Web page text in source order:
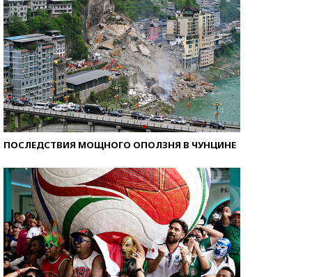
ПОСЛЕДСТВИЯ МОЩНОГО ОПОЛЗНЯ В ЧУНЦИНЕ